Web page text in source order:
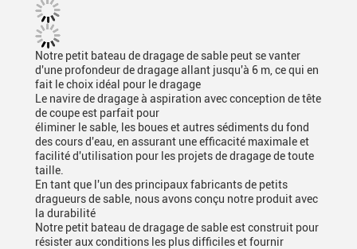
Notre petit bateau de dragage de sable peut se vanter
d'une profondeur de dragage allant jusqu'à 6 m, ce qui en
fait le choix idéal pour le dragage
Le navire de dragage à aspiration avec conception de tête
de coupe est parfait pour
éliminer le sable, les boues et autres sédiments du fond
des cours d'eau, en assurant une efficacité maximale et
facilité d'utilisation pour les projets de dragage de toute
taille.
En tant que l'un des principaux fabricants de petits
dragueurs de sable, nous avons conçu notre produit avec
la durabilité
Notre petit bateau de dragage de sable est construit pour
résister aux conditions les plus difficiles et fournir